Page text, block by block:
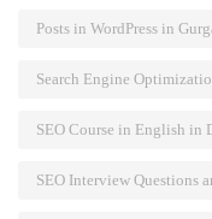
Posts in WordPress in
Search Engine
SEO Course in English in
SEO Interview Questions